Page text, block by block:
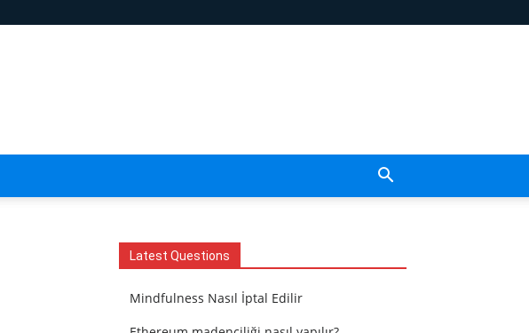
Latest Questions
Mindfulness Nasıl İptal Edilir